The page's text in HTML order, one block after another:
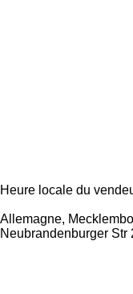
Heure locale du
Allemagne,
Neubrandenburger Str